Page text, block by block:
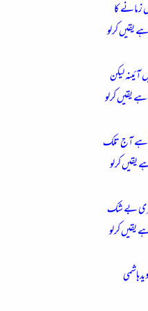
زمانے کا
یقیں کرلو
لیکن
یقیں کرلو
ہے آج تلک
کرلو
بے شک
یقیں کرلو